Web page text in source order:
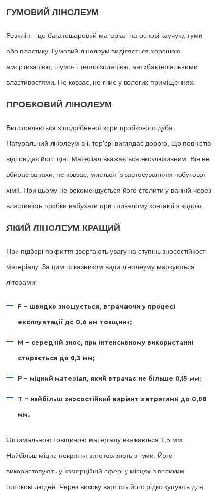
ГУМОВИЙ ЛІНОЛЕУМ
Резилін – це багатошаровий матеріал на основі каучуку, гуми
або пластику. Гумовий лінолеум виділяється хорошою
амортизацією, шумо- і теплоізоляцією, антибактеріальними
властивостями. Не ковзає, не гниє у вологих приміщеннях.
ПРОБКОВИЙ ЛІНОЛЕУМ
Виготовляється з подрібненої кори пробкового дуба.
Натуральний лінолеум в інтер'єрі виглядає дорого, що повністю
відповідає його ціні. Матеріал вважається ексклюзивним. Він не
вбирає запахи, не ковзає, миється із застосуванням побутової
хімії. При цьому не рекомендується його стелити у ванній через
властивість пробки набухати при тривалому контакті з водою.
ЯКИЙ ЛІНОЛЕУМ КРАЩИЙ
При підборі покриття звертають увагу на ступінь зносостійкості
матеріалу. За цим показником види лінолеуму маркуються
літерами:
F – швидко зношується, втрачаючи у процесі
експлуатації до 0,6 мм товщини;
M – середній знос, при інтенсивному використанні
стирається до 0,3 мм;
P – міцний матеріал, який втрачає не більше 0,15 мм;
T – найбільш зносостійкий варіант з втратами до 0,08
мм.
Оптимальною товщиною матеріалу вважається 1,5 мм.
Найбільш міцне покриття виготовляють з гуми. Його
використовують у комерційній сфері у місцях з великим
потоком людей. Через високу вартість його рідко купують для